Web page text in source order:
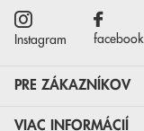
Instagram facebook
PRE ZÁKAZNÍKOV
VIAC INFORMÁCIÍ